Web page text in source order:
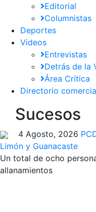
Editorial
Columnistas
Deportes
Videos
Entrevistas
Detrás de la
Área Crítica
Directorio
Sucesos
4 Agosto, 2026
Limón y Guanacaste
Un total de ocho
allanamientos